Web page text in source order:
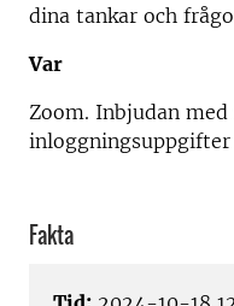
dina tankar och
Var
Zoom. Inbjudan
Fakta